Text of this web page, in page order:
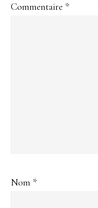
Commentaire *
Nom *